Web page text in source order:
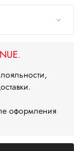
.
оформления